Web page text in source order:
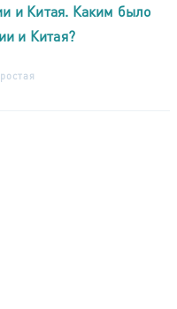
и Китая. Каким было
и Китая?